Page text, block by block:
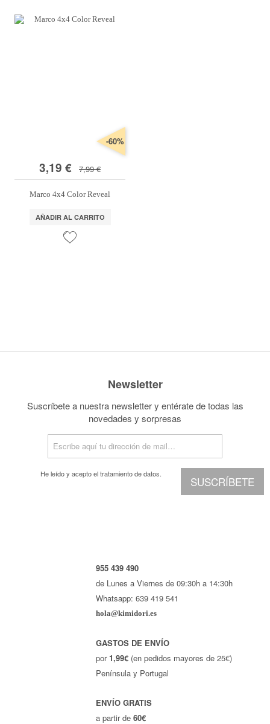
3,19 € 7,99 €
-60%
Marco 4x4 Color Reveal
AÑADIR AL CARRITO
Newsletter
Suscríbete a nuestra newsletter y entérate de todas las
novedades y sorpresas
SUSCRÍBETE
He leído y acepto eltratamiento de datos.
955 439 490
de Lunes a Viernes de 09:30h a 14:30h
Whatsapp: 639 419 541
hola@kimidori.es
GASTOS DE ENVÍO
por 1,99€ (en pedidos mayores de 25€)
Península y Portugal
ENVÍO GRATIS
a partir de60€